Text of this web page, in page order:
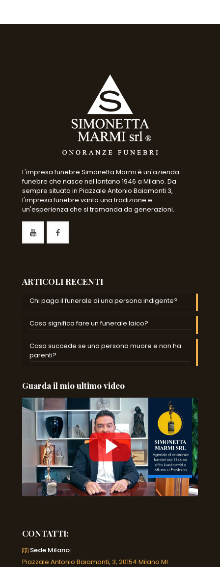
L'impresa funebre Simonetta Marmi è un'azienda
funebre che nasce nel lontano 1946 a Milano. Da
sempre situata in Piazzale Antonio Baiamonti 3,
l'impresa funebre vanta una tradizione e
un'esperienza che si tramanda da generazioni.
ARTICOLI RECENTI
Chi paga il funerale di una persona indigente?
Cosa significa fare un funerale laico?
Cosa succede se una persona muore e non ha
parenti?
Guarda il mio ultimo video
CONTATTI:
Sede Milano:
Piazzale Antonio Baiamonti, 3, 20154 Milano MI